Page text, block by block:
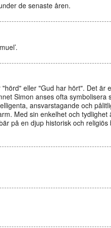
de senaste åren.
eller "Gud har hört". Det är
Simon anses ofta symbolisera
ansvarstagande och
Med sin enkelhet och
på en djup historisk och